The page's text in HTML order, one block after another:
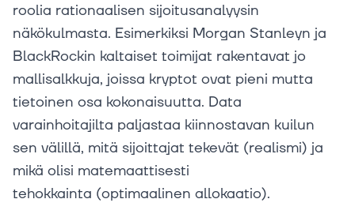
roolia rationaalisen sijoitusanalyysin
näkökulmasta. Esimerkiksi Morgan Stanleyn ja
BlackRockin kaltaiset toimijat rakentavat jo
mallisalkkuja, joissa kryptot ovat pieni mutta
tietoinen osa kokonaisuutta. Data
varainhoitajilta paljastaa kiinnostavan kuilun
sen välillä, mitä sijoittajat tekevät (realismi) ja
mikä olisi matemaattisesti
tehokkainta (optimaalinen allokaatio).